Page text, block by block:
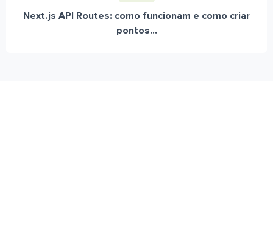
Next.js API Routes: como funcionam e como criar
pontos...